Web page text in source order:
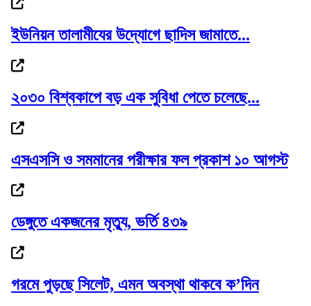
১ কিলোমিটার কাদা-পানি পেরিয়ে পলাতক...
১৮নং ওয়ার্ড বিএনপির উদ্যোগে মতবিনিময় ও...
ইউনিয়ন তালামীযের উদ্যোগে ছাদিস জামাতে...
২০৩০ বিশ্বকাপে বড় এক সুবিধা পেতে চলেছে...
এসএসসি ও সমমানের পরীক্ষার ফল প্রকাশ ১০ আগস্ট
ডেঙ্গুতে একজনের মৃত্যু, ভর্তি ৪৩৯
গরমে পুড়ছে সিলেট, এমন অবস্থা থাকবে ক’দিন